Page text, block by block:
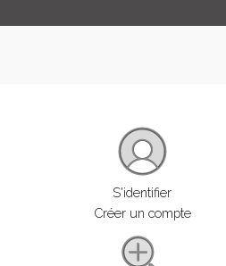
S'identifier
Créer un compte